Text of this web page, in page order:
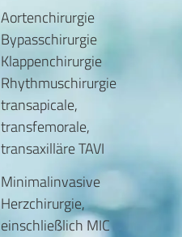
Aortenchirurgie
Bypasschirurgie
Klappenchirurgie
Rhythmuschirurgie
transapicale,
transfemorale,
transaxilläre TAVI
Minimalinvasive
Herzchirurgie,
einschließlich MIC